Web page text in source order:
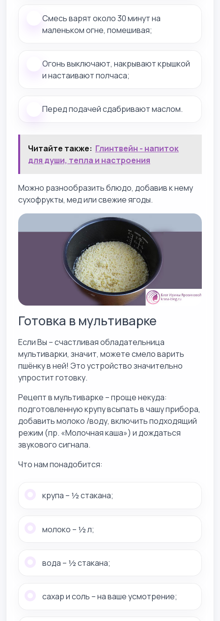
Смесь варят около 30 минут на
маленьком огне, помешивая;
Огонь выключают, накрывают крышкой
и настаивают полчаса;
Перед подачей сдабривают маслом.
Читайте также: Глинтвейн - напиток
для души, тепла и настроения
Можно разнообразить блюдо, добавив к нему
сухофрукты, мед или свежие ягоды.
Готовка в мультиварке
Если Вы – счастливая обладательница
мультиварки, значит, можете смело варить
пшёнку в ней! Это устройство значительно
упростит готовку.
Рецепт в мультиварке – проще некуда:
подготовленную крупу всыпать в чашу прибора,
добавить молоко /воду, включить подходящий
режим (пр. «Молочная каша») и дождаться
звукового сигнала.
Что нам понадобится:
крупа – ½ стакана;
молоко – ½ л;
вода – ½ стакана;
сахар и соль – на ваше усмотрение;